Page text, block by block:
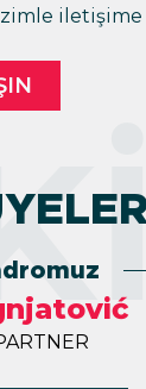
iletişime